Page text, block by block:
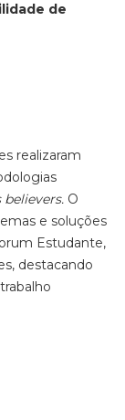
de
realizaram
believers. O
e soluções
Estudante,
destacando